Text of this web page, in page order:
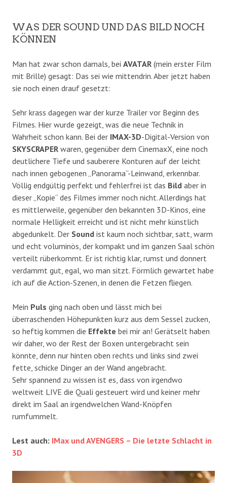
WAS DER SOUND UND DAS BILD NOCH
KÖNNEN
Man hat zwar schon damals, bei AVATAR (mein erster Film
mit Brille) gesagt: Das sei wie mittendrin. Aber jetzt haben
sie noch einen drauf gesetzt:
Sehr krass dagegen war der kurze Trailer vor Beginn des
Filmes. Hier wurde gezeigt, was die neue Technik in
Wahrheit schon kann. Bei der IMAX-3D-Digital-Version von
SKYSCRAPER waren, gegenüber dem CinemaxX, eine noch
deutlichere Tiefe und sauberere Konturen auf der leicht
nach innen gebogenen „Panorama“-Leinwand, erkennbar.
Völlig endgültig perfekt und fehlerfrei ist das Bild aber in
dieser „Kopie“ des Filmes immer noch nicht. Allerdings hat
es mittlerweile, gegenüber den bekannten 3D-Kinos, eine
normale Helligkeit erreicht und ist nicht mehr künstlich
abgedunkelt. Der Sound ist kaum noch sichtbar, satt, warm
und echt voluminös, der kompakt und im ganzen Saal schön
verteilt rüberkommt. Er ist richtig klar, rumst und donnert
verdammt gut, egal, wo man sitzt. Förmlich gewartet habe
ich auf die Action-Szenen, in denen die Fetzen fliegen.
Mein Puls ging nach oben und lässt mich bei
überraschenden Höhepunkten kurz aus dem Sessel zucken,
so heftig kommen die Effekte bei mir an! Gerätselt haben
wir daher, wo der Rest der Boxen untergebracht sein
könnte, denn nur hinten oben rechts und links sind zwei
fette, schicke Dinger an der Wand angebracht.
Sehr spannend zu wissen ist es, dass von irgendwo
weltweit LIVE die Quali gesteuert wird und keiner mehr
direkt im Saal an irgendwelchen Wand-Knöpfen
rumfummelt.
Lest auch: IMax und AVENGERS – Die letzte Schlacht in
3D